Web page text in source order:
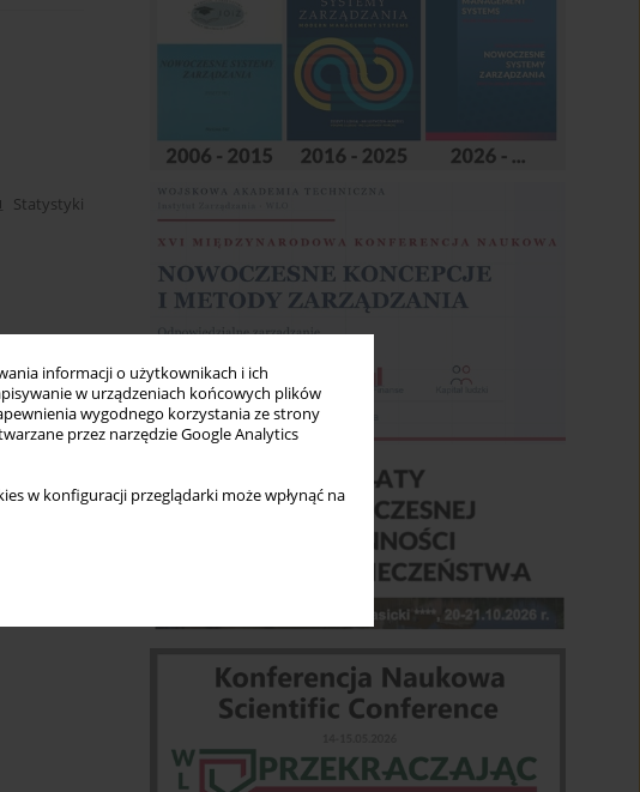
informacji o użytkownikach i ich
w urządzeniach końcowych plików
wygodnego korzystania ze strony
przez narzędzie Google Analytics
w konfiguracji przeglądarki może wpłynąć na
Statystyki